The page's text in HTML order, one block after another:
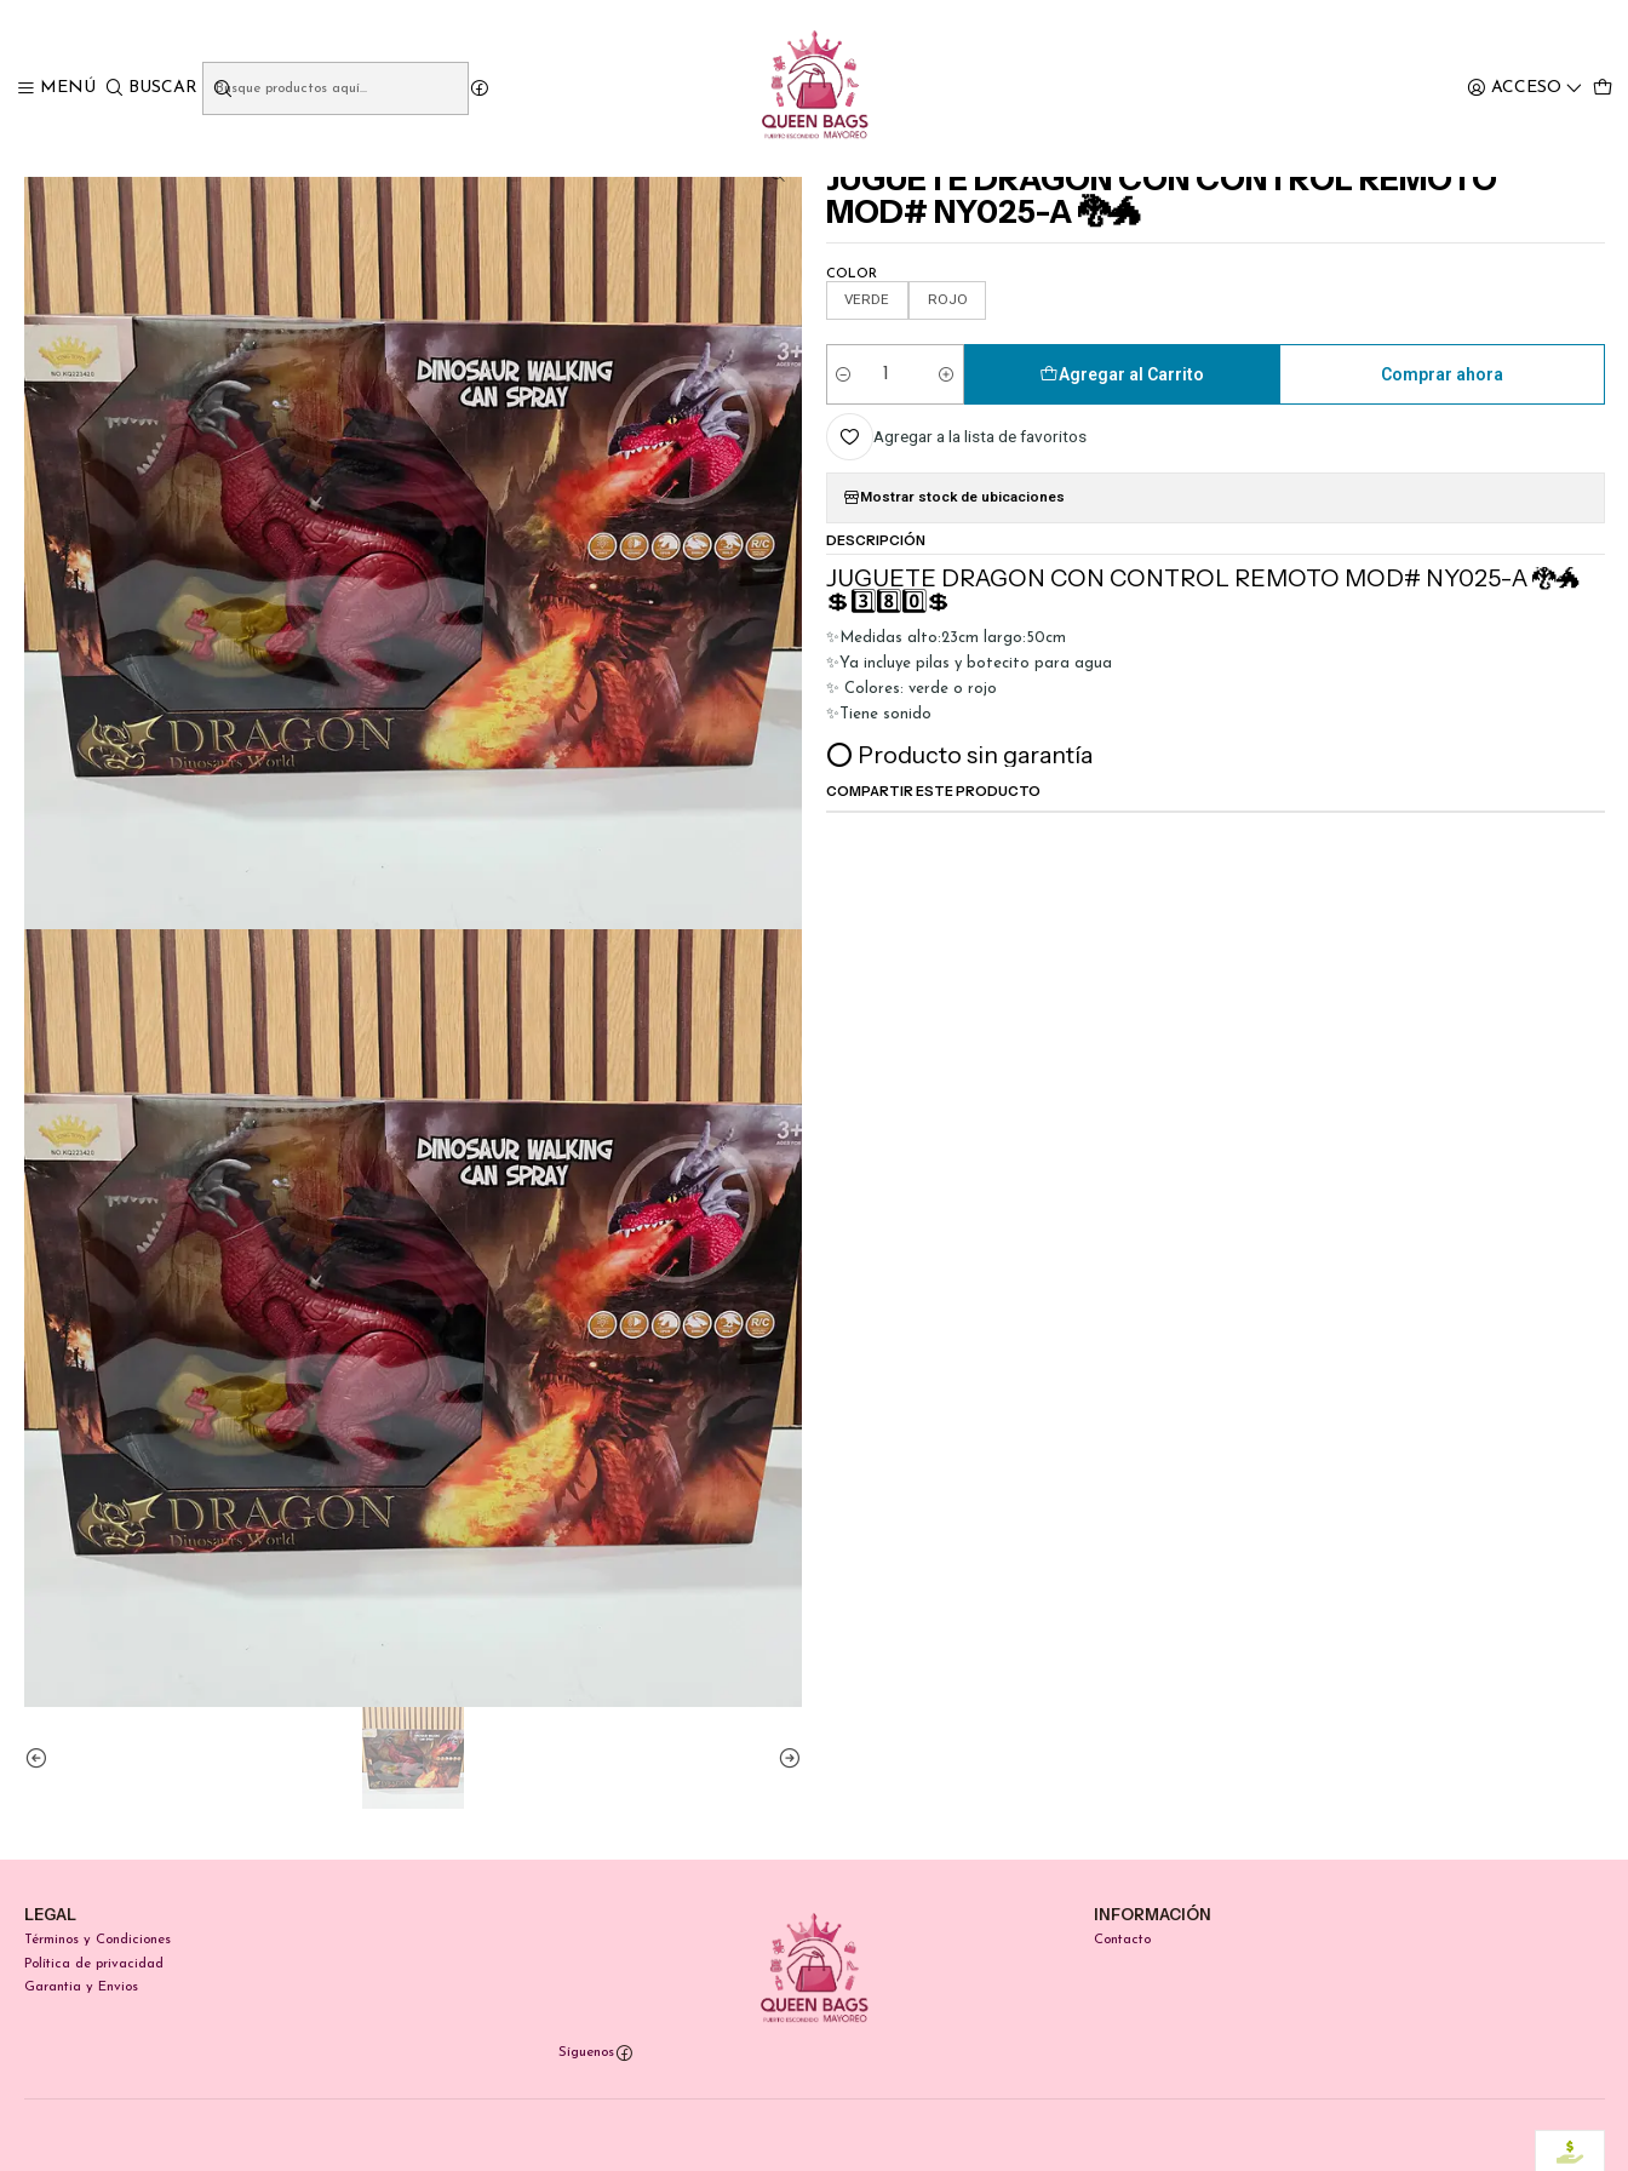
MENÚ BUSCAR ACCESO
JUGUETE DRAGON CON CONTROL REMOTO MOD# NY025-A 🐉🐲
JUGUETE DRAGON CON CONTROL REMOTO
MOD# NY025-A 🐉🐲
COLOR
VERDE ROJO
Cantidad
Agregar al Carrito Comprar ahora
Agregar a la lista de favoritos
Mostrar stock de ubicaciones
DESCRIPCIÓN
JUGUETE DRAGON CON CONTROL REMOTO MOD# NY025-A 🐉🐲
💲3️⃣8️⃣0️⃣💲
✨Medidas alto:23cm largo:50cm
✨Ya incluye pilas y botecito para agua
✨ Colores: verde o rojo
✨Tiene sonido
⭕ Producto sin garantía
COMPARTIR ESTE PRODUCTO
LEGAL
Términos y Condiciones
Política de privacidad
Garantia y Envios
Síguenos
INFORMACIÓN
Contacto